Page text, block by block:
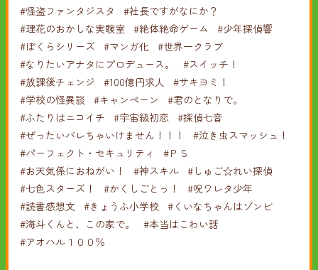
#怪盗ファンタジスタ
#社長ですがなにか？
#理花のおかしな実験室 #絶体絶命ゲーム
#少年探偵響
#ぼくらシリーズ
#マンガ化 #世界一クラブ
#なりたいアナタにプロデュース。
#スイッチ！
#放課後チェンジ
#100億円求人
#サキヨミ！
#学校の怪異談 #キャンペーン
#君のとなりで。
#ふたりはニコイチ
#宇宙級初恋 #探偵七音
#ぜったいバレちゃいけません！！！
#泣き虫スマッシュ！
#パーフェクト・セキュリティ
#ＰＳ
#お天気係におねがい！
#神スキル #しゅご☆れい探偵
#七色スターズ！
#かくしごとっ！
#呪ワレタ少年
#読書感想文
#きょうふ小学校 #くいなちゃんはゾンビ
#海斗くんと、この家で。
#本当はこわい話
#アオハル１００％